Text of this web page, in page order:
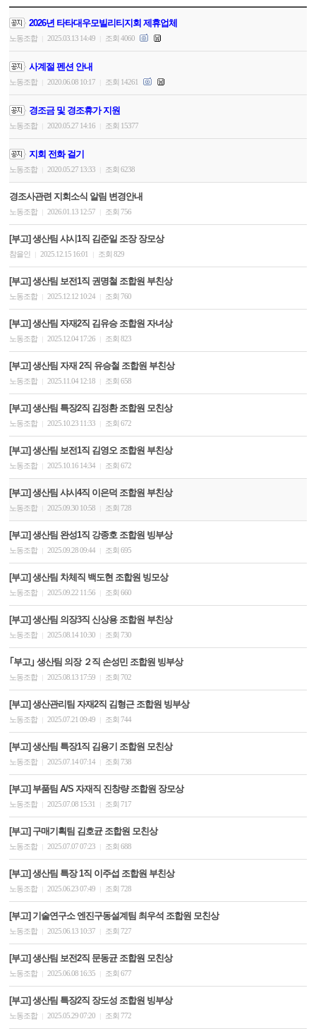
2026년 타타대우모빌리티지회 제휴업체
노동조합 2025.03.13 14:49 조회 4060
사계절 펜션 안내
노동조합 2020.06.08 10:17 조회 14261
경조금 및 경조휴가 지원
노동조합 2020.05.27 14:16 조회 15377
지회 전화 걸기
노동조합 2020.05.27 13:33 조회 6238
경조사관련 지회소식 알림 변경안내
노동조합 2026.01.13 12:57 조회 756
[부고] 생산팀 샤시1직 김준일 조장 장모상
참을인 2025.12.15 16:01 조회 829
[부고] 생산팀 보전1직 권명철 조합원 부친상
노동조합 2025.12.12 10:24 조회 760
[부고] 생산팀 자재2직 김유승 조합원 자녀상
노동조합 2025.12.04 17:26 조회 823
[부고] 생산팀 자재 2직 유승철 조합원 부친상
노동조합 2025.11.04 12:18 조회 658
[부고] 생산팀 특장2직 김정환 조합원 모친상
노동조합 2025.10.23 11:33 조회 672
[부고] 생산팀 보전1직 김영오 조합원 부친상
노동조합 2025.10.16 14:34 조회 672
[부고] 생산팀 샤시4직 이은덕 조합원 부친상
노동조합 2025.09.30 10:58 조회 728
[부고] 생산팀 완성1직 강종호 조합원 빙부상
노동조합 2025.09.28 09:44 조회 695
[부고] 생산팀 차체직 백도현 조합원 빙모상
노동조합 2025.09.22 11:56 조회 660
[부고] 생산팀 의장3직 신상용 조합원 부친상
노동조합 2025.08.14 10:30 조회 730
｢부고｣ 생산팀 의장 ２직 손성민 조합원 빙부상
노동조합 2025.08.13 17:59 조회 702
[부고] 생산관리팀 자재2직 김형근 조합원 빙부상
노동조합 2025.07.21 09:49 조회 744
[부고] 생산팀 특장1직 김용기 조합원 모친상
노동조합 2025.07.14 07:14 조회 738
[부고] 부품팀 A/S 자재직 진창량 조합원 장모상
노동조합 2025.07.08 15:31 조회 717
[부고] 구매기획팀 김호균 조합원 모친상
노동조합 2025.07.07 07:23 조회 688
[부고] 생산팀 특장 1직 이주섭 조합원 부친상
노동조합 2025.06.23 07:49 조회 728
[부고] 기술연구소 엔진구동설계팀 최우석 조합원 모친상
노동조합 2025.06.13 10:37 조회 727
[부고] 생산팀 보전2직 문동균 조합원 모친상
노동조합 2025.06.08 16:35 조회 677
[부고] 생산팀 특장2직 장도성 조합원 빙부상
노동조합 2025.05.29 07:20 조회 772